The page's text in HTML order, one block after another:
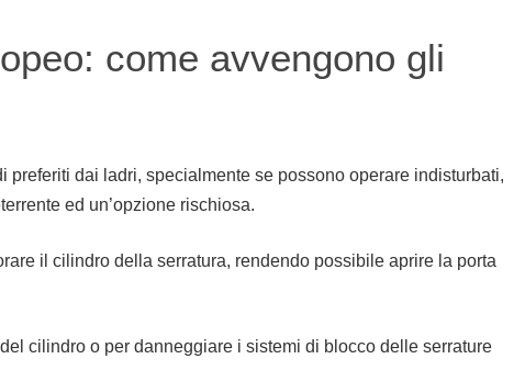
come avvengono gli
dai ladri, specialmente se possono operare indisturbati,
ed un’opzione rischiosa.
il cilindro della serratura, rendendo possibile aprire la porta
cilindro o per danneggiare i sistemi di blocco delle serrature